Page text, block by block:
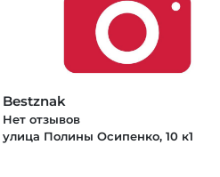
Bestznak
Нет отзывов
улица Полины Осипенко, 10 к1